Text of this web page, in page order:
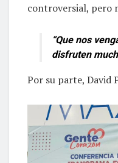
controversial, pero
“Que nos
disfruten
Por su parte, David